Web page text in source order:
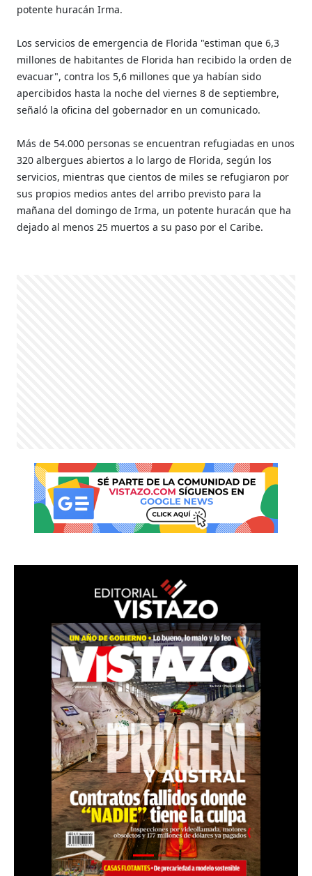
potente huracán Irma.
Los servicios de emergencia de Florida "estiman que 6,3
millones de habitantes de Florida han recibido la orden de
evacuar", contra los 5,6 millones que ya habían sido
apercibidos hasta la noche del viernes 8 de septiembre,
señaló la oficina del gobernador en un comunicado.
Más de 54.000 personas se encuentran refugiadas en unos
320 albergues abiertos a lo largo de Florida, según los
servicios, mientras que cientos de miles se refugiaron por
sus propios medios antes del arribo previsto para la
mañana del domingo de Irma, un potente huracán que ha
dejado al menos 25 muertos a su paso por el Caribe.